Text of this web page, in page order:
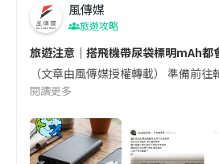
風傳媒
旅遊攻略
旅遊注意｜搭飛機帶尿袋標明mAh
（文章由風傳媒授權轉載） 準備前
閱讀更多